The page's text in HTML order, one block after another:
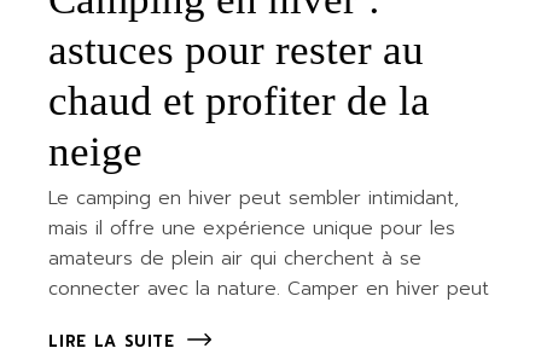
astuces pour rester au
chaud et profiter de la
neige
Le camping en hiver peut sembler intimidant,
mais il offre une expérience unique pour les
amateurs de plein air qui cherchent à se
connecter avec la nature. Camper en hiver peut
LIRE LA SUITE